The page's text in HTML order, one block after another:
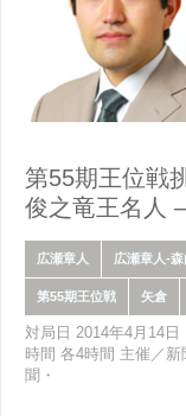
第55期王位戦
俊之竜王名人
広瀬章人 広瀬章人-森
第55期王位戦 矢倉
対局日 2014年4月14
時間 各4時間 主催／
聞・